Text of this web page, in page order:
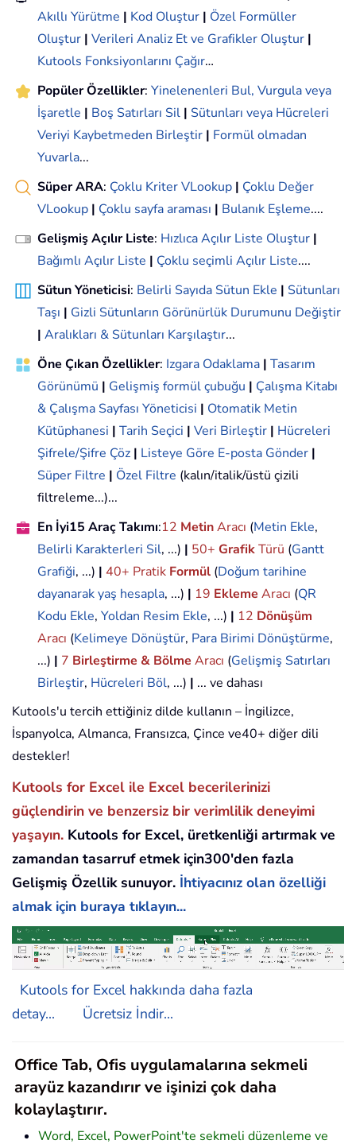
Akıllı Yürütme | Kod Oluştur | Özel Formüller
Oluştur | Verileri Analiz Et ve Grafikler Oluştur |
Kutools Fonksiyonlarını Çağır…
Popüler Özellikler: Yinelenenleri Bul, Vurgula veya
İşaretle | Boş Satırları Sil | Sütunları veya Hücreleri
Veriyi Kaybetmeden Birleştir | Formül olmadan
Yuvarla...
Süper ARA: Çoklu Kriter VLookup | Çoklu Değer
VLookup | Çoklu sayfa araması | Bulanık Eşleme....
Gelişmiş Açılır Liste: Hızlıca Açılır Liste Oluştur |
Bağımlı Açılır Liste | Çoklu seçimli Açılır Liste....
Sütun Yöneticisi: Belirli Sayıda Sütun Ekle | Sütunları
Taşı | Gizli Sütunların Görünürlük Durumunu Değiştir
| Aralıkları & Sütunları Karşılaştır...
Öne Çıkan Özellikler: Izgara Odaklama | Tasarım
Görünümü | Gelişmiş formül çubuğu | Çalışma Kitabı
& Çalışma Sayfası Yöneticisi | Otomatik Metin
Kütüphanesi | Tarih Seçici | Veri Birleştir | Hücreleri
Şifrele/Şifre Çöz | Listeye Göre E-posta Gönder |
Süper Filtre | Özel Filtre (kalın/italik/üstü çizili
filtreleme...)...
En İyi15 Araç Takımı:12 MetinAracı (Metin Ekle,
Belirli Karakterleri Sil, ...) | 50+ GrafikTürü (Gantt
Grafiği, ...) | 40+ Pratik Formül (Doğum tarihine
dayanarak yaş hesapla, ...) | 19 Ekleme Aracı (QR
Kodu Ekle, Yoldan Resim Ekle, ...) | 12 Dönüşüm
Aracı (Kelimeye Dönüştür, Para Birimi Dönüştürme,
...) | 7 Birleştirme & Bölme Aracı (Gelişmiş Satırları
Birleştir, Hücreleri Böl, ...) | ... ve dahası
Kutools'u tercih ettiğiniz dilde kullanın – İngilizce,
İspanyolca, Almanca, Fransızca, Çince ve40+ diğer dili
destekler!
Kutools for Excel ile Excel becerilerinizi
güçlendirin ve benzersiz bir verimlilik deneyimi
yaşayın. Kutools for Excel, üretkenliği artırmak ve
zamandan tasarruf etmek için300'den fazla
Gelişmiş Özellik sunuyor. İhtiyacınız olan özelliği
almak için buraya tıklayın...
Kutools for Excel hakkında daha fazla
detay...
Ücretsiz İndir...
Office Tab, Ofis uygulamalarına sekmeli
arayüz kazandırır ve işinizi çok daha
kolaylaştırır.
Word, Excel, PowerPoint'te sekmeli düzenleme ve